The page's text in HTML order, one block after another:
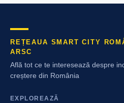
REȚEAUA SMART CITY
ARSC
Află tot ce te interesează despre
creștere din România
EXPLOREAZĂ